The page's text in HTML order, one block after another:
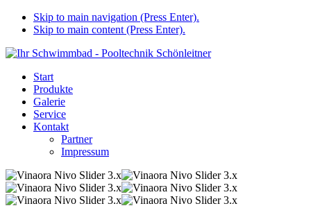
Skip to main navigation (Press Enter).
Skip to main content (Press Enter).
Start
Produkte
Galerie
Service
Kontakt
Partner
Impressum